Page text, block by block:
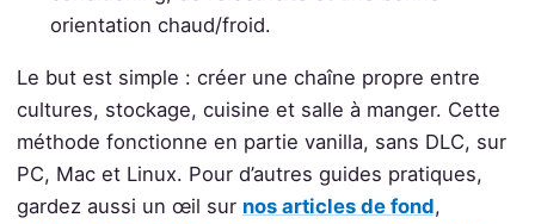
orientation chaud/froid.
Le but est simple : créer une chaîne propre entre
cultures, stockage, cuisine et salle à manger. Cette
méthode fonctionne en partie vanilla, sans DLC, sur
PC, Mac et Linux. Pour d’autres guides pratiques,
gardez aussi un œil sur nos articles de fond,